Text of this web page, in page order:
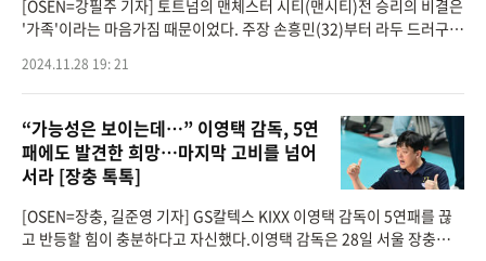
[OSEN=강필주 기자] 토트넘의 맨체스터 시티(맨시티)전 승리의 비결은
'가족'이라는 마음가짐 때문이었다. 주장 손흥민(32)부터 라두 드러구신
였다.토트넘은 지
2024.11.28 19: 21
“가능성은 보이는데…” 이영택 감독, 5연
패에도 발견한 희망…마지막 고비를 넘어
서라 [장충 톡톡]
[OSEN=장충, 길준영 기자] GS칼텍스 KIXX 이영택 감독이 5연패를 끊
고 반등할 힘이 충분하다고 자신했다.이영택 감독은 28일 서울 장충체육